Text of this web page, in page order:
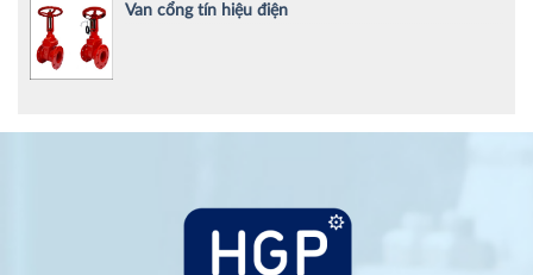
Van cổng tín hiệu điện